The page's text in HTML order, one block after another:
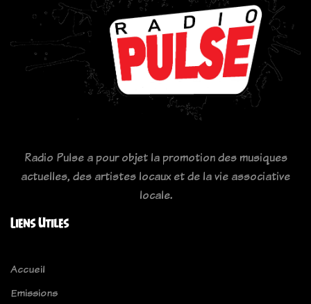
Radio Pulse a pour objet la promotion des musiques
actuelles, des artistes locaux et de la vie associative
locale.
Liens Utiles
Accueil
Emissions